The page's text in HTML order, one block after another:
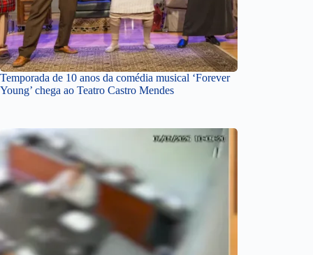
Temporada de 10 anos da comédia musical ‘Forever
Young’ chega ao Teatro Castro Mendes